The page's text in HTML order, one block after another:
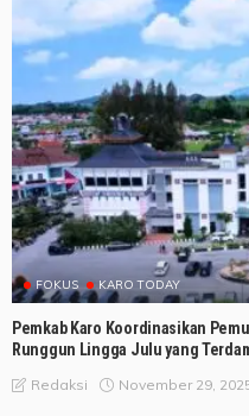
FOKUS KARO TODAY
Pemkab Karo Koordinasikan
Runggun Lingga Julu yang
Redaksi November 29,